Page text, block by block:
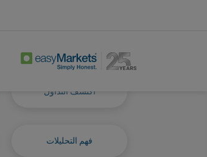
اكتشف التداول
فهم التحليلات